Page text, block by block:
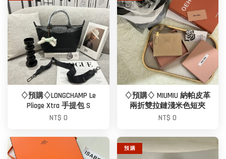
♢預購♢LONGCHAMP Le
Pliage Xtra 手提包 S
NT$ 0
♢預購♢ MIUMIU 納帕皮革
兩折雙拉鏈淺米色短夾
NT$ 0
預 購